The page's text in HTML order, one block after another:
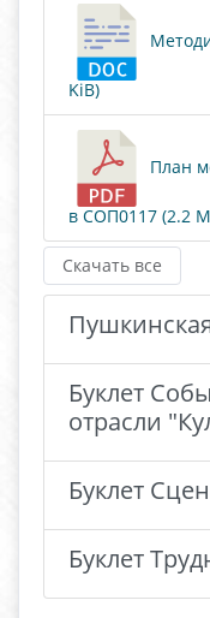
KiB)
План
в СОП0117 (2.2
Скачать все
Буклет
отрасли
Буклет
Буклет